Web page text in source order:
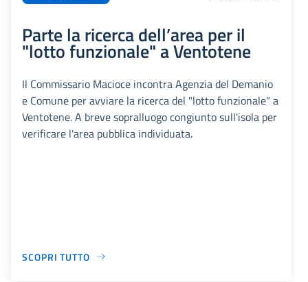
Parte la ricerca dell’area per il
"lotto funzionale" a Ventotene
Il Commissario Macioce incontra Agenzia del Demanio
e Comune per avviare la ricerca del "lotto funzionale" a
Ventotene. A breve sopralluogo congiunto sull'isola per
verificare l'area pubblica individuata.
SCOPRI TUTTO